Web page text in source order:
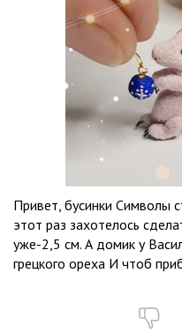
Привет, бусинки Символы
этот раз захотелось
уже-2,5 см. А домик у
грецкого ореха И чтоб